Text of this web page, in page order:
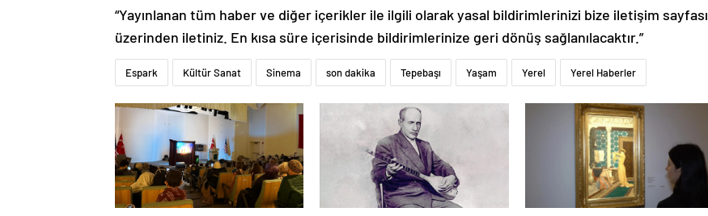
“Yayınlanan tüm haber ve diğer içerikler ile ilgili olarak yasal bildirimlerinizi bize iletişim sayfası
üzerinden iletiniz. En kısa süre içerisinde bildirimlerinize geri dönüş sağlanılacaktır.”
Espark Kültür Sanat Sinema son dakika Tepebaşı Yaşam Yerel Yerel Haberler